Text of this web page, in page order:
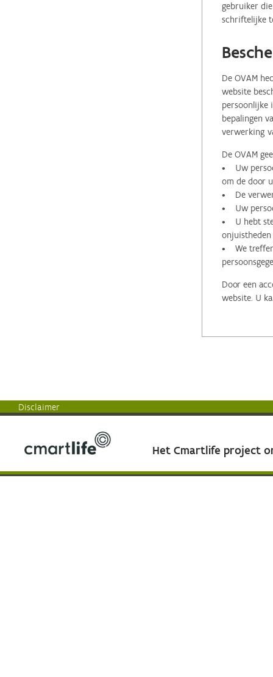
gebruiker
schriftelijke
De OVAM
website
persoonlijke
bepalingen
verwerking
De OVAM
• Uw
om de door
• De
• Uw
• U hebt
onjuistheden
• We treffen
Door een
website. U
Disclaimer
Het Cmartlife project